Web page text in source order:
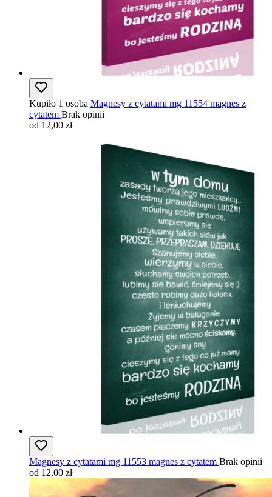
Kupiło 1 osoba Magnesy z cytatami mg 11554 magnes z
cytatem Brak opinii
od 12,00 zł
Magnesy z cytatami mg 11553 magnes z cytatem Brak opinii
od 12,00 zł